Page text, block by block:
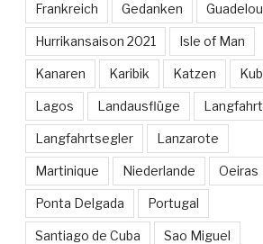
Frankreich Gedanken
Hurrikansaison 2021 Isle of Man
Kanaren Karibik Katzen
Lagos Landausflüge Langfahrt
Langfahrtsegler Lanzarote
Martinique Niederlande Oeiras
Ponta Delgada Portugal
Santiago de Cuba Sao Miguel